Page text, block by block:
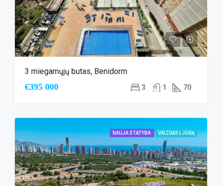
3 miegamųjų butas, Benidorm
€395 000 3 1 70
NAUJA STATYBA VAIZDAS Į JŪRĄ